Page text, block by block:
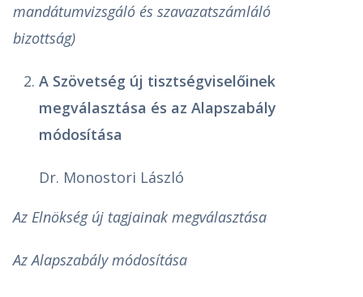
mandátumvizsgáló és szavazatszámláló
bizottság)
A Szövetség új tisztségviselőinek
megválasztása és az Alapszabály
módosítása
Dr. Monostori László
Az Elnökség új tagjainak megválasztása
Az Alapszabály módosítása